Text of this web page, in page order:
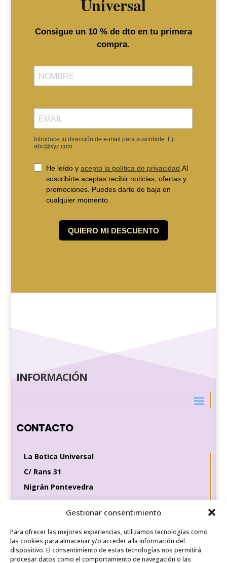
Gestionar consentimiento
Para ofrecer las mejores experiencias, utilizamos tecnologías como
las cookies para almacenar y/o acceder a la información del
dispositivo. El consentimiento de estas tecnologías nos permitirá
procesar datos como el comportamiento de navegación o las
INFORMACIÓN
CONTACTO
La Botica Universal
C/ Rans 31
Nigrán Pontevedra
36370
Tel de contacto
649 35 56 83